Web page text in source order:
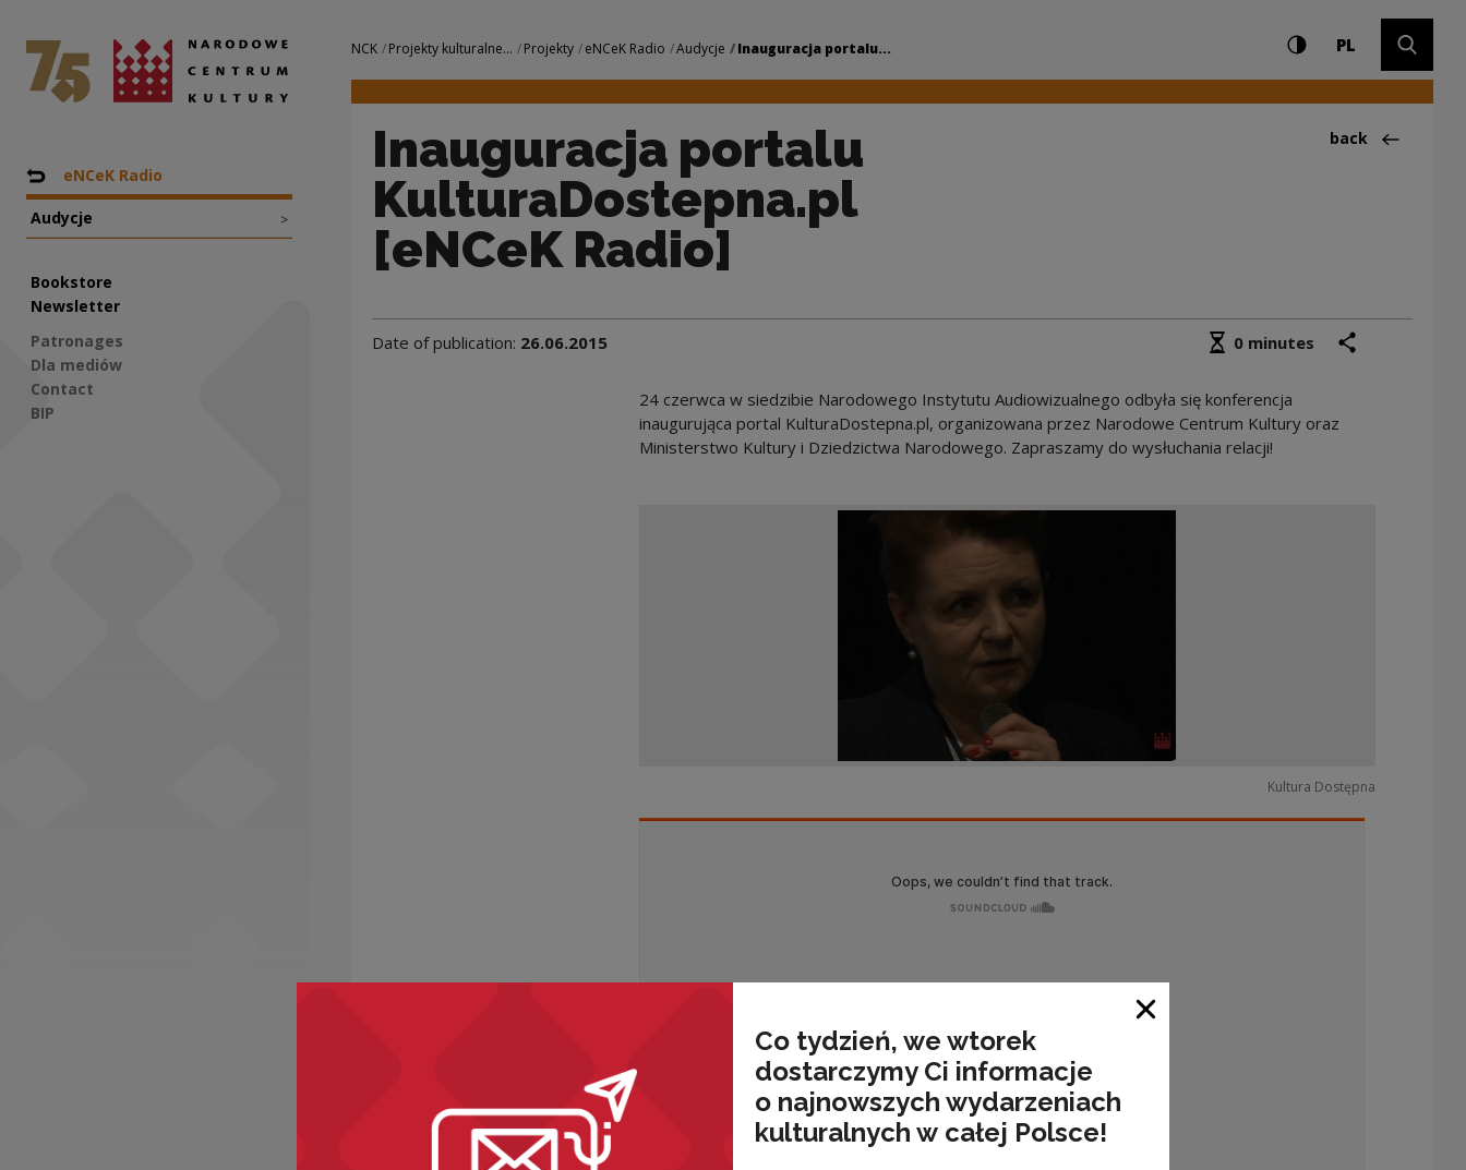
Inauguracja portalu KulturaDostepna.pl [eNCeK Radio] |
National Centre for Culture Poland
Nawigacja
Back to: Projekty
eNCeK Radio
Audycje >
Bookstore
Newsletter
Patronages
Dla mediów
Contact
BIP
Navigation
NCK Projekty kulturalne... Projekty eNCeK Radio Audycje Inauguracja portalu... Settings and search
High contrast
PLCHANGE
Inauguracja portalu
KulturaDostepna.pl
[eNCeK Radio]
Back to:Audycje
back
Date of publication: 26.06.2015 Średni czas czytania
0 minutes
24 czerwca w siedzibie Narodowego Instytutu Audiowizualnego odbyła się konferencja
inaugurująca portal KulturaDostepna.pl, organizowana przez Narodowe Centrum Kultury oraz
Ministerstwo Kultury i Dziedzictwa Narodowego. Zapraszamy do wysłuchania relacji!
Kultura Dostępna
Co tydzień, we wtorek
dostarczymy Ci informacje
o najnowszych wydarzeniach
kulturalnych w całej Polsce!